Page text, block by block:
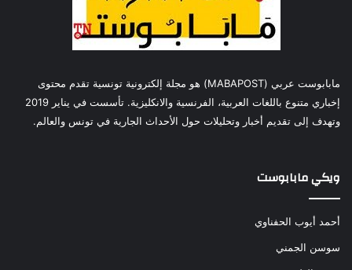
مابابوست عربي (MABAPOST) هو مجلة إلكترونية تونسية تقدم محتوى
إخباري متنوع باللغات العربية، الفرنسية والانكليزية. تأسست في يناير 2019
وتهدف إلى تقديم أخبار وتحليلات حول الأحداث الجارية في تونس والعالم.
ويكي مابابوست
أحمد أيوب الحفناوي
سوسن الجمني